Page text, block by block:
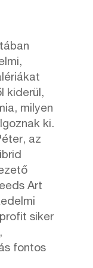
kiderül,
milyen
ki.
az
Art
siker
fontos